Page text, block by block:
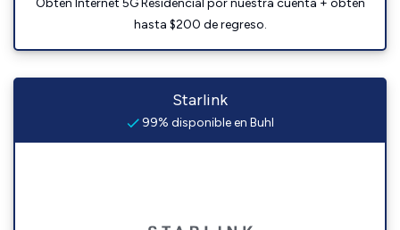
Obtén Internet 5G Residencial por nuestra cuenta + obtén
hasta $200 de regreso.
Starlink
99% disponible en Buhl